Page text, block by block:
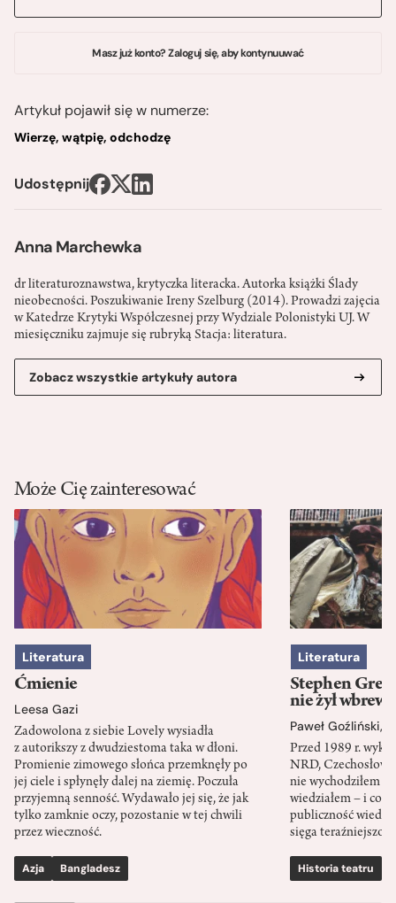
Anna Marchewka
dr literaturoznawstwa, krytyczka literacka. Autorka książki Ślady
nieobecności. Poszukiwanie Ireny Szelburg (2014). Prowadzi zajęcia
w Katedrze Krytyki Współczesnej przy Wydziale Polonistyki UJ. W
miesięczniku zajmuje się rubryką Stacja: literatura.
Zobacz wszystkie artykuły autora
Masz już konto? Zaloguj się, aby kontynuuwać
Artykuł pojawił się w numerze:
Wierzę, wątpię, odchodzę
Udostępnij
Może Cię zainteresować
Literatura
Ćmienie
Leesa Gazi
Zadowolona z siebie Lovely wysiadła
z autorikszy z dwudziestoma taka w dłoni.
Promienie zimowego słońca przemknęły po
jej ciele i spłynęły dalej na ziemię. Poczuła
przyjemną senność. Wydawało jej się, że jak
tylko zamknie oczy, pozostanie w tej chwili
przez wieczność.
Azja Bangladesz
Literatura
Stephen
nie żył wbrew
Paweł Goźliński,
Przed 1989 r.
NRD,
nie wychodziłem
wiedziałem – i co
publiczność
sięga
Historia teatru